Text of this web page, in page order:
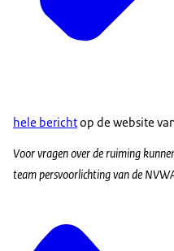
hele berichtop de website
Voor vragen over de ruiming
team persvoorlichting van de